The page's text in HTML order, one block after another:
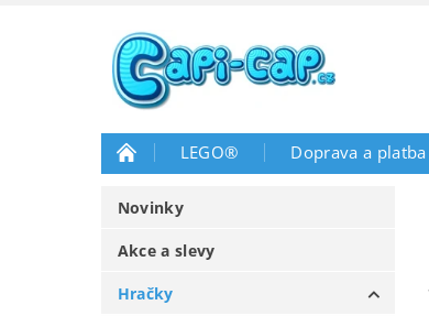
LEGO® Doprava a platba
Novinky
Akce a slevy
Hračky